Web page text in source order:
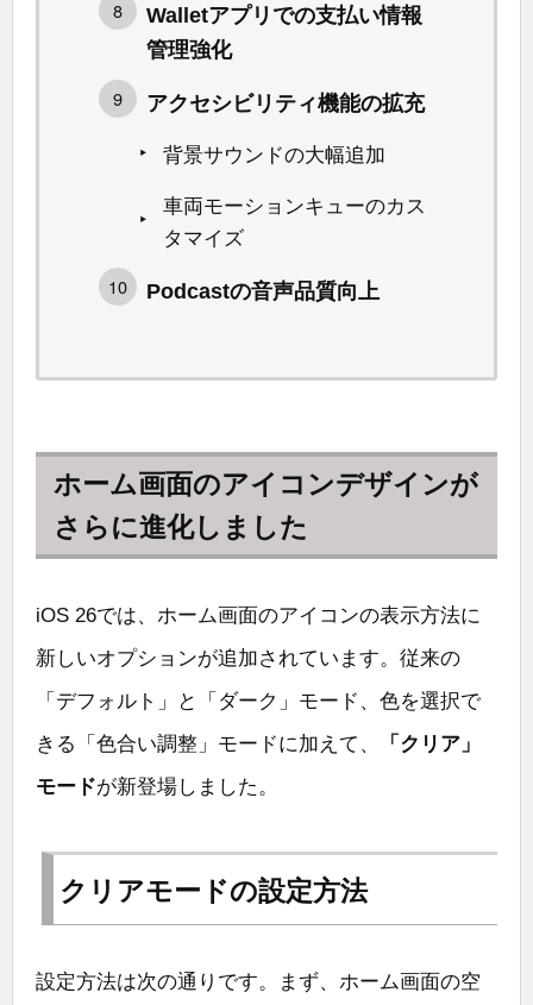
Walletアプリでの支払い情報
管理強化
アクセシビリティ機能の拡充
背景サウンドの大幅追加
車両モーションキューのカス
タマイズ
Podcastの音声品質向上
ホーム画面のアイコンデザインが
さらに進化しました
iOS 26では、ホーム画面のアイコンの表示方法に
新しいオプションが追加されています。従来の
「デフォルト」と「ダーク」モード、色を選択で
きる「色合い調整」モードに加えて、
「クリア」
モードが新登場しました。
クリアモードの設定方法
設定方法は次の通りです。まず、ホーム画面の空